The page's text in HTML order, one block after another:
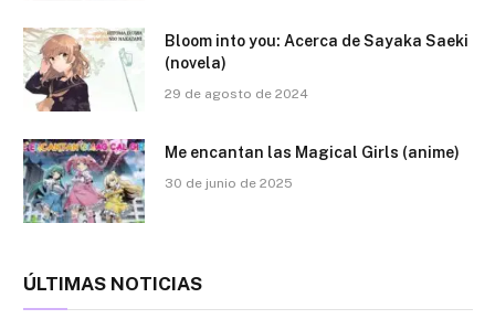
Bloom into you: Acerca de Sayaka Saeki
(novela)
29 de agosto de 2024
Me encantan las Magical Girls (anime)
30 de junio de 2025
ÚLTIMAS NOTICIAS